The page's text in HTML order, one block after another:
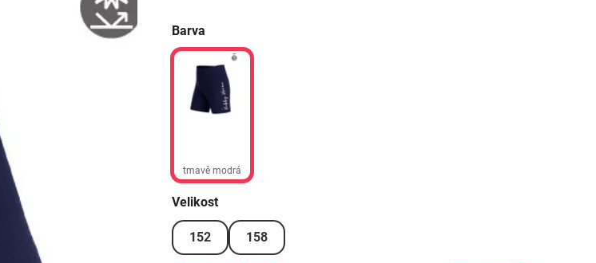
Barva
tmavě modrá
Velikost
152 158